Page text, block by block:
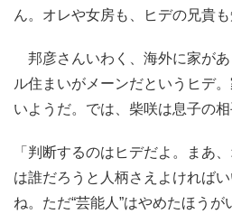
ん。オレや女房も、ヒデの兄貴も
邦彦さんいわく、海外に家が
ル住まいがメーンだというヒデ
いようだ。では、柴咲は息子の相
「判断するのはヒデだよ。まあ
は誰だろうと人柄さえよければ
ね。ただ“芸能人”はやめたほう